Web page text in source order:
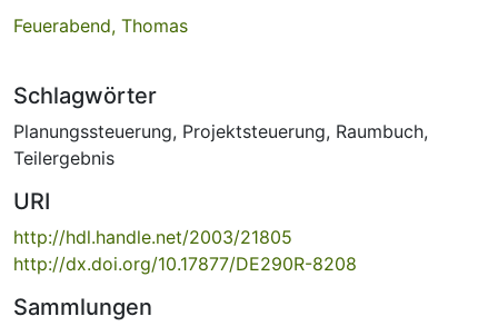
Feuerabend, Thomas
Schlagwörter
Planungssteuerung, Projektsteuerung, Raumbuch,
Teilergebnis
URI
http://hdl.handle.net/2003/21805
http://dx.doi.org/10.17877/DE290R-8208
Sammlungen